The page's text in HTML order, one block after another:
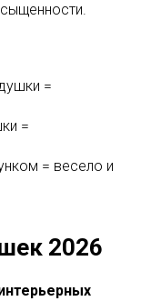
=
=
= весело и
2026